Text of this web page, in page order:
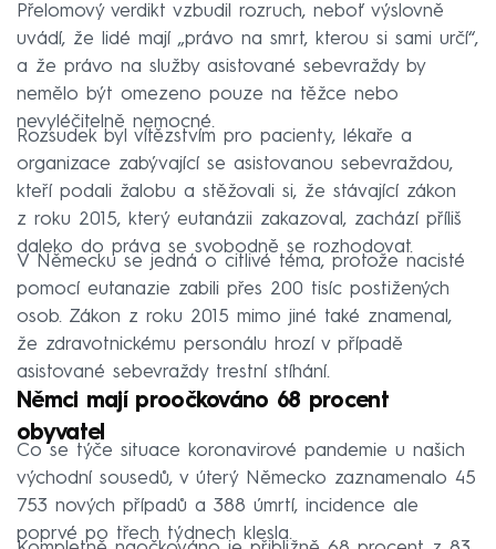
Přelomový verdikt vzbudil rozruch, neboť výslovně
uvádí, že lidé mají „právo na smrt, kterou si sami určí“,
a že právo na služby asistované sebevraždy by
nemělo být omezeno pouze na těžce nebo
nevyléčitelně nemocné.
Rozsudek byl vítězstvím pro pacienty, lékaře a
organizace zabývající se asistovanou sebevraždou,
kteří podali žalobu a stěžovali si, že stávající zákon
z roku 2015, který eutanázii zakazoval, zachází příliš
daleko do práva se svobodně se rozhodovat.
V Německu se jedná o citlivé téma, protože nacisté
pomocí eutanazie zabili přes 200 tisíc postižených
osob. Zákon z roku 2015 mimo jiné také znamenal,
že zdravotnickému personálu hrozí v případě
asistované sebevraždy trestní stíhání.
Němci mají proočkováno 68 procent
obyvatel
Co se týče situace koronavirové pandemie u našich
východní sousedů, v úterý Německo zaznamenalo 45
753 nových případů a 388 úmrtí, incidence ale
poprvé po třech týdnech klesla.